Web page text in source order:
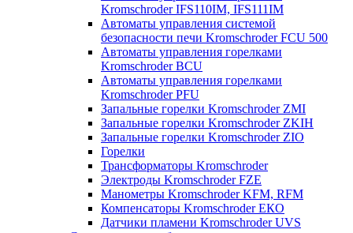
Kromschroder IFS110IM, IFS111IM
Автоматы управления системой
безопасности печи Kromschroder FCU 500
Автоматы управления горелками
Kromschroder BCU
Автоматы управления горелками
Kromschroder PFU
Запальные горелки Kromschroder ZМI
Запальные горелки Kromschroder ZKIH
Запальные горелки Kromschroder ZIO
Горелки
Трансформаторы Kromschroder
Электроды Kromschroder FZE
Манометры Kromschroder KFM, RFM
Компенсаторы Kromschroder ЕКО
Датчики пламени Kromschroder UVS